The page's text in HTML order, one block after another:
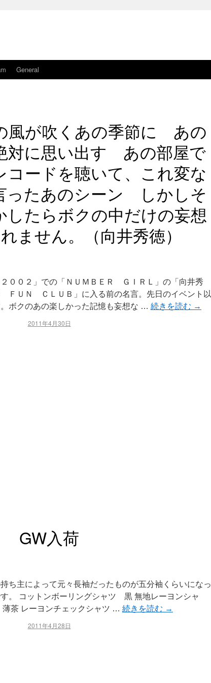
General
風が吹くあの季節に あの
対に思い出す あの部屋で
コードを聴いて、これ変な
ったあのシーン しかしそ
したらボクの中だけの妄想
ません。（向井秀徳）
００２」での「ＮＵＭＢＥＲ ＧＩＲＬ」の「向井秀
ＵＮ ＣＬＵＢ」に入る前の名言。先日のイベント以
ボクのあの楽しかった記憶も妄想な … 続きを読む →
2011年4月30日
GW入荷
ち主によって元々長袖だったものが五分袖くらいになっ
。 コットンボーリングシャツ 黒 無地レーヨンシャ
レーヨンチェックシャツ … 続きを読む →
2011年4月28日